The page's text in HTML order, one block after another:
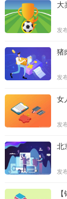
大
发
猪
发
女
发
北
发